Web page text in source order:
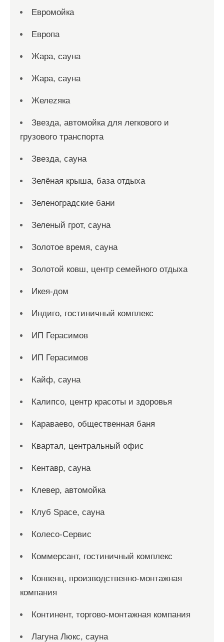
Евромойка
Европа
Жара, сауна
Жара, сауна
Желеzяка
Звезда, автомойка для легкового и
грузового транспорта
Звезда, сауна
Зелёная крыша, база отдыха
Зеленоградские бани
Зеленый грот, сауна
Золотое время, сауна
Золотой ковш, центр семейного отдыха
Икея-дом
Индиго, гостиничный комплекс
ИП Герасимов
ИП Герасимов
Кайф, сауна
Калипсо, центр красоты и здоровья
Караваево, общественная баня
Квартал, центральный офис
Кентавр, сауна
Клевер, автомойка
Клуб Space, сауна
Колесо-Сервис
Коммерсант, гостиничный комплекс
Конвенц, производственно-монтажная
компания
Континент, торгово-монтажная компания
Лагуна Люкс, сауна